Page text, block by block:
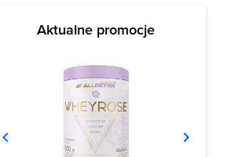
Aktualne promocje